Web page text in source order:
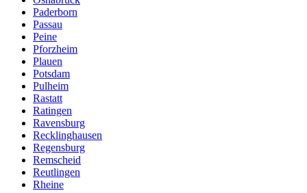
Paderborn
Passau
Peine
Pforzheim
Plauen
Potsdam
Pulheim
Rastatt
Ratingen
Ravensburg
Recklinghausen
Regensburg
Remscheid
Reutlingen
Rheine